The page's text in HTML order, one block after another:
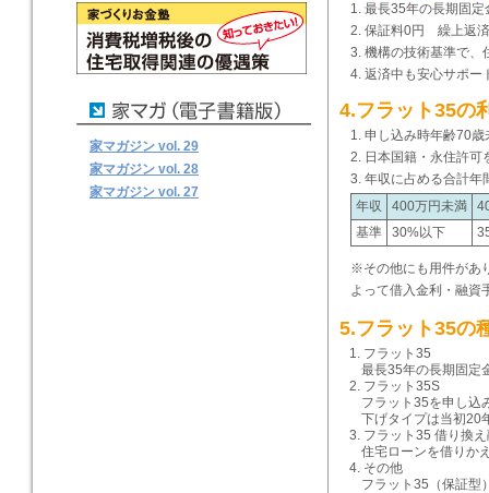
家マガジン vol. 29
家マガジン vol. 28
家マガジン vol. 27
最長35年の長期固定
保証料0円 繰上返
機構の技術基準で、
返済中も安心サポー
4.フラット35の
申し込み時年齢70歳
日本国籍・永住許可
年収に占める合計年
年収
400万円未満
基準
30%以下
※その他にも用件があ
よって借入金利・融資
5.フラット35の
1. フラット35
最長35年の長期固定
2. フラット35S
フラット35を申し込
下げタイプは当初20
3. フラット35 借り換
住宅ローンを借りか
4. その他
フラット35（保証型